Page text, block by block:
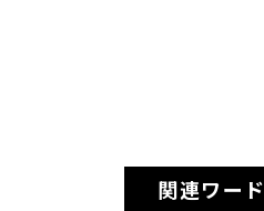
関連ワード